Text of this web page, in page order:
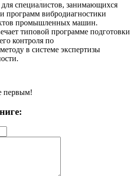
специалистов, занимающихся
программ вибродиагностики
промышленных машин.
типовой программе подготовки
контроля по
в системе экспертизы
первым!